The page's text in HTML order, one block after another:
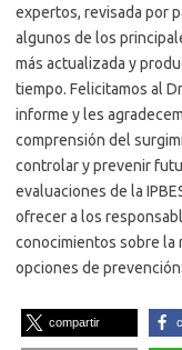
expertos, revisada por
algunos de los
más actualizada y
tiempo. Felicitamos al
informe y les
comprensión del
controlar y prevenir
evaluaciones de la
ofrecer a los
conocimientos sobre la
opciones de
compartir